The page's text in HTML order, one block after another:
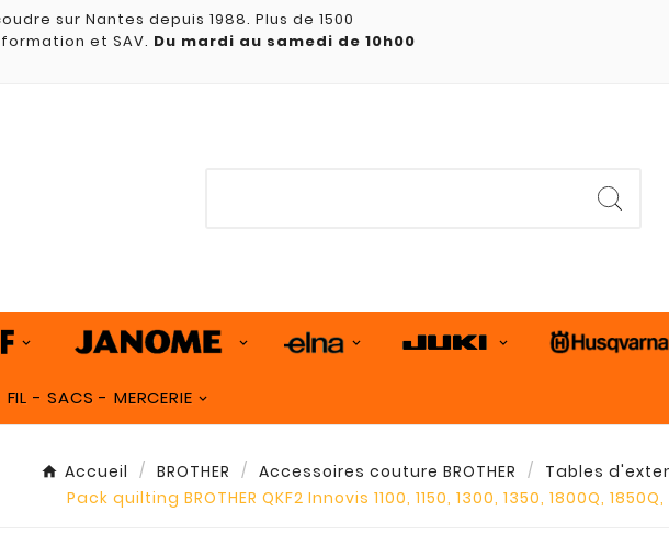
sur Nantes depuis 1988. Plus de 1500
et SAV. Du mardi au samedi de 10h00
FIL - SACS - MERCERIE
Accueil BROTHER Accessoires couture BROTHER
Tables
Pack quilting BROTHER QKF2 Innovis 1100, 1150, 1300, 1350, 1800Q,